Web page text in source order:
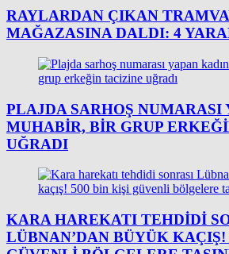
RAYLARDAN ÇIKAN
MAĞAZASINA DALDI: 4
PLAJDA SARHOŞ NUMARASI
MUHABIR, BIR GRUP
UĞRADI
KARA HAREKATI TEHDIDI
LÜBNAN’DAN BÜYÜK